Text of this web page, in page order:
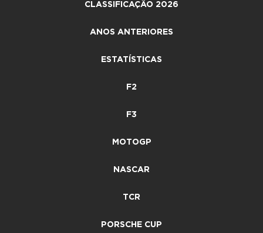
CLASSIFICAÇÃO 2026
ANOS ANTERIORES
ESTATÍSTICAS
F2
F3
MOTOGP
NASCAR
TCR
PORSCHE CUP